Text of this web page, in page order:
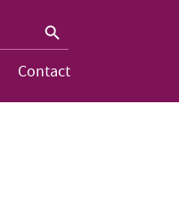
Zoek
naar:
Contact